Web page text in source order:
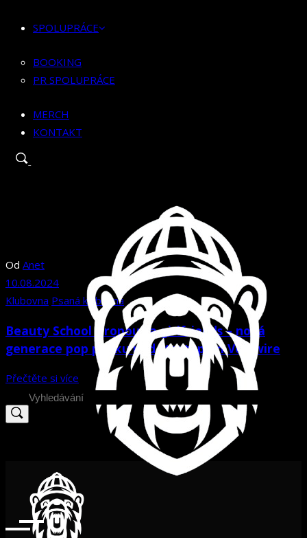
MERCH
SPOLUPRÁCE
BOOKING
PR SPOLUPRÁCE
MERCH
KONTAKT
Od Anet
10.08.2024
Klubovna Psaná klubovna
Beauty School Dropout a girlfriends – nová
generace pop punku pod startupem Verswire
Přečtěte si více
Search
for: